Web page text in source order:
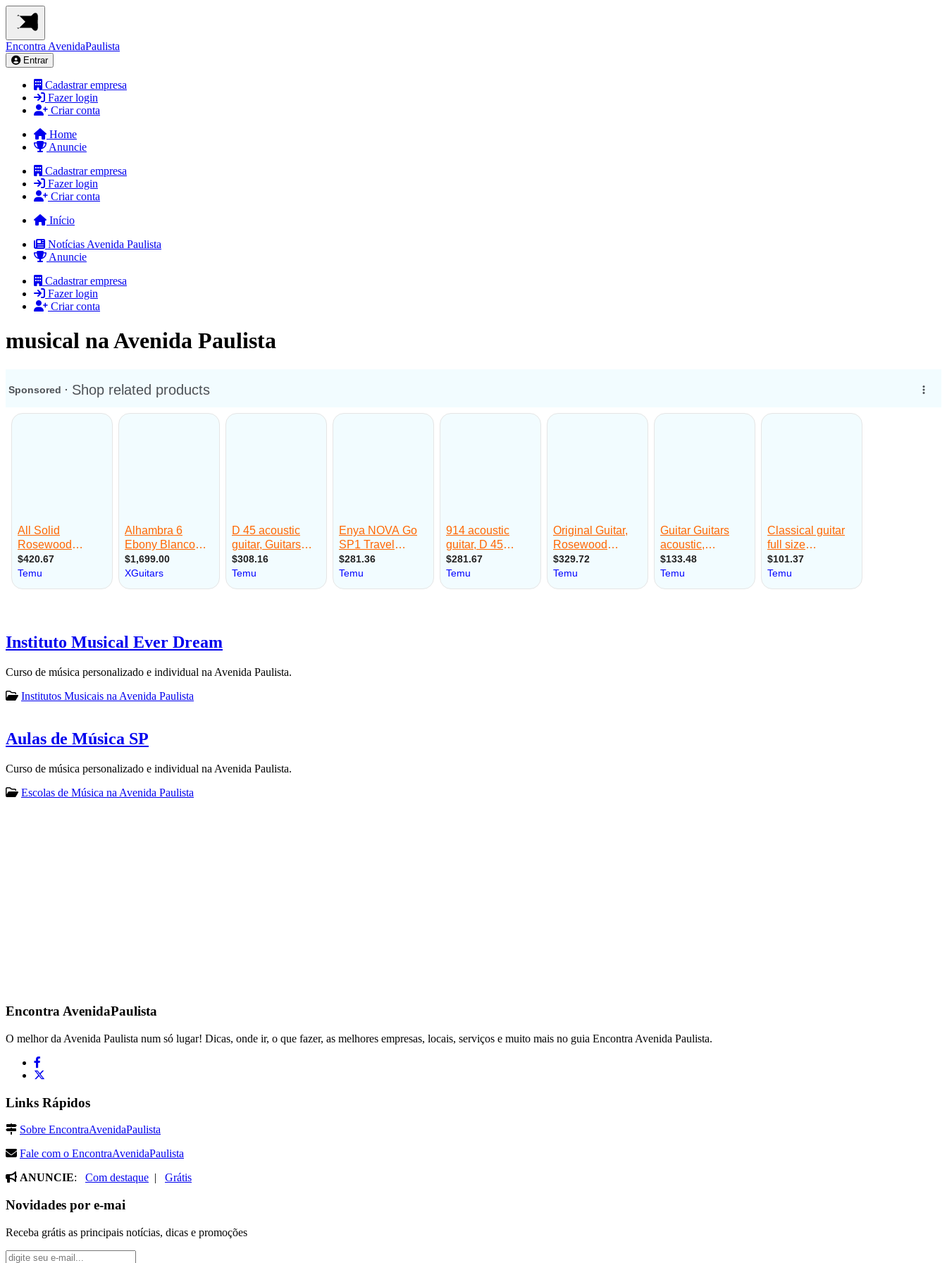
Encontra AvenidaPaulista
Entrar
Cadastrar empresa
Fazer login
Criar conta
Home
Anuncie
Cadastrar empresa
Fazer login
Criar conta
Início
Notícias Avenida Paulista
Anuncie
Cadastrar empresa
Fazer login
Criar conta
musical na Avenida Paulista
Instituto Musical Ever Dream
Curso de música personalizado e individual na Avenida Paulista.
Institutos Musicais na Avenida Paulista
Aulas de Música SP
Curso de música personalizado e individual na Avenida Paulista.
Escolas de Música na Avenida Paulista
EncontraAvenidaPaulista
O melhor da Avenida Paulista num só lugar! Dicas, onde ir, o que fazer, as melhores empresas, locais, serviços e muito mais no guia Encontra Avenida Paulista.
Links Rápidos
Sobre EncontraAvenidaPaulista
Fale com o EncontraAvenidaPaulista
ANUNCIE: Com destaque | Grátis
Novidades por e-mai
Receba grátis as principais notícias, dicas e promoções